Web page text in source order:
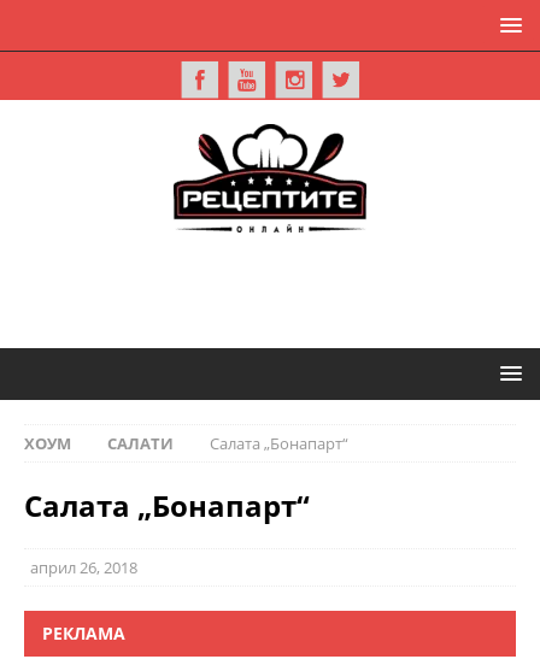
ХОУМ САЛАТИ Салата „Бонапарт“
Салата „Бонапарт“
април 26, 2018
РЕКЛАМА